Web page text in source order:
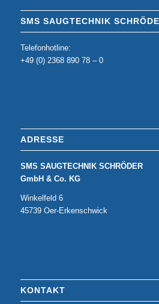
SMS SAUGTECHNIK
Telefonhotline:
+49 (0) 2368 890 78 – 0
ADRESSE
SMS SAUGTECHNIK SCHRÖDER
GmbH & Co. KG
Winkelfeld 6
45739 Oer-Erkenschwick
KONTAKT